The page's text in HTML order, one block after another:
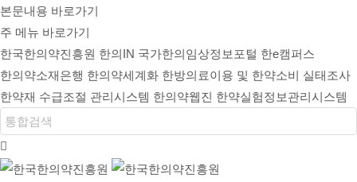
본문내용 바로가기
주 메뉴 바로가기
한국한의약진흥원 한의IN 국가한의임상정보포털 한e캠퍼스
한의약소재은행 한의약세계화 한방의료이용 및 한약소비 실태조사
한약재 수급조절 관리시스템 한의약웹진 한약실험정보관리시스템